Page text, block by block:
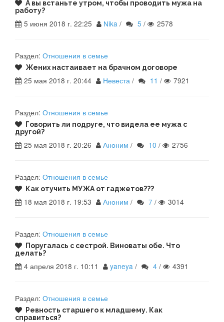
А вы встаньте утром, чтобы проводить мужа на
работу?
5 июня 2018 г. 22:25 Nika / 5 / 2578
Раздел: Отношения в семье
Жених настаивает на брачном договоре
25 мая 2018 г. 20:44 Невеста / 11 / 7921
Раздел: Отношения в семье
Говорить ли подруге, что видела ее мужа с
другой?
25 мая 2018 г. 20:26 Аноним / 10 / 2756
Раздел: Отношения в семье
Как отучить МУЖА от гаджетов???
18 мая 2018 г. 19:53 Аноним / 7 / 3014
Раздел: Отношения в семье
Поругалась с сестрой. Виноваты обе. Что
делать?
4 апреля 2018 г. 10:11 yaneya / 4 / 4391
Раздел: Отношения в семье
Ревность старшего к младшему. Как
справиться?